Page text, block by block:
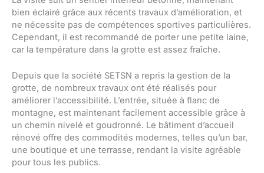
bien éclairé grâce aux récents travaux d’amélioration, et
ne nécessite pas de compétences sportives particulières.
Cependant, il est recommandé de porter une petite laine,
car la température dans la grotte est assez fraîche.
Depuis que la société SETSN a repris la gestion de la
grotte, de nombreux travaux ont été réalisés pour
améliorer l’accessibilité. L’entrée, située à flanc de
montagne, est maintenant facilement accessible grâce à
un chemin nivelé et goudronné. Le bâtiment d’accueil
rénové offre des commodités modernes, telles qu’un bar,
une boutique et une terrasse, rendant la visite agréable
pour tous les publics.